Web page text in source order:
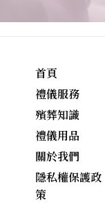
首頁
禮儀服務
殯葬知識
禮儀用品
關於我們
隱私權保護政
策